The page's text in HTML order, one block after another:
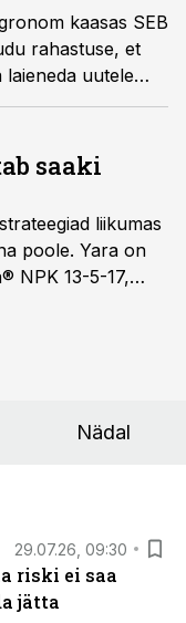
kaasas SEB
rahastuse, et
uutele
saaki
liikumas
poole. Yara on
NPK 13-5-17,
Nädal
29.07.26, 09:30
riski ei saa
jätta